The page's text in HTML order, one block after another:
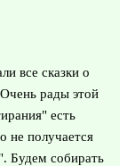
все сказки о
рады этой
есть
не получается
Будем собирать